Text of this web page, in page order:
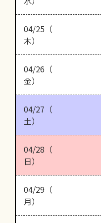
04/25（
木）
04/26（
金）
04/27（
土）
04/28（
日）
04/29（
月）